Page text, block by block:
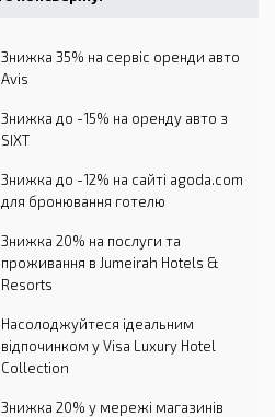
Знижка 35% на сервіс оренди авто
Avis
Знижка до -15% на оренду авто з
SIXT
Знижка до -12% на сайті agoda.com
для бронювання готелю
Знижка 20% на послуги та
проживання в Jumeirah Hotels &
Resorts
Насолоджуйтеся ідеальним
відпочинком у Visa Luxury Hotel
Collection
Знижка 20% у мережі магазинів